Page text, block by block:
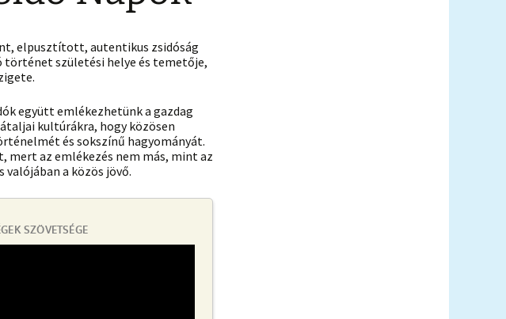
elpusztított, autentikus zsidóság
születési helye és temetője,
együtt emlékezhetünk a gazdag
kultúrákra, hogy közösen
és sokszínű hagyományát.
mert az emlékezés nem más, mint az
a közös jövő.